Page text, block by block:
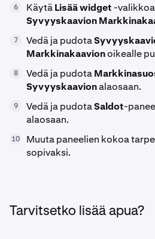
6 KäytäLisää widget-
Syvyyskaavion
7 Vedä ja pudota
Markkinakaavionoikealle
8 Vedä ja pudota
Syvyyskaavionalaosaan.
9 Vedä ja pudotaSaldot-
alaosaan.
10
Muuta paneelien kokoa
sopivaksi.
Tarvitsetko lisää apua?